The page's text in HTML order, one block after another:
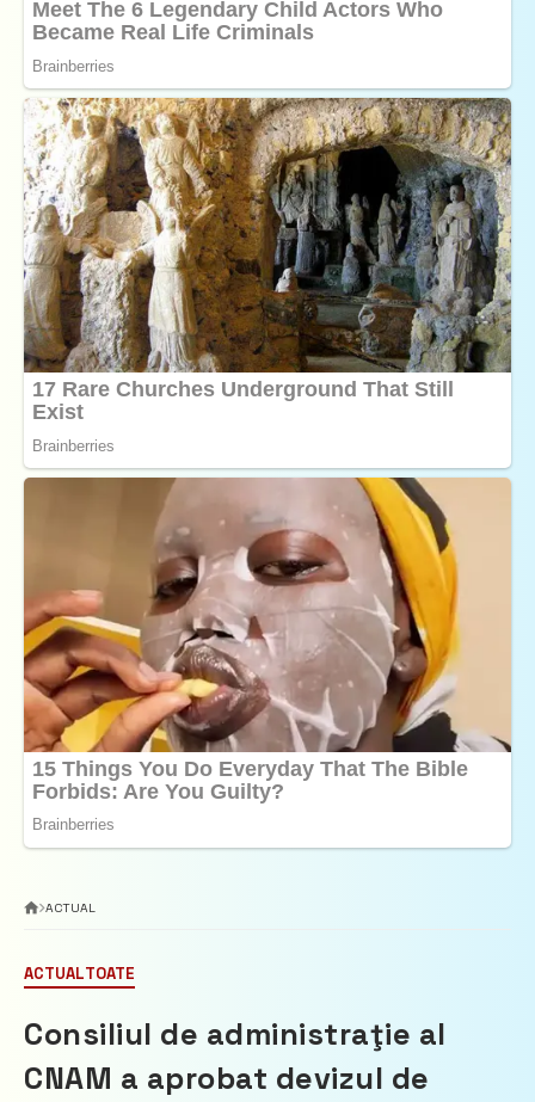
ACTUAL
ACTUALTOATE
Consiliul de administraţie al
CNAM a aprobat devizul de